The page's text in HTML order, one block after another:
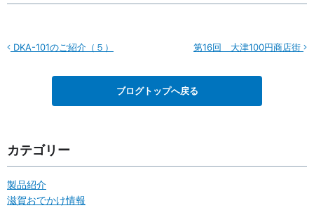
DKA-101のご紹介（５） 第16回 大津100円商店街
ブログトップへ戻る
カテゴリー
製品紹介
滋賀おでかけ情報